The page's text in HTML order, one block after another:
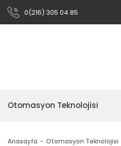
0(216) 305 04 85
Otomasyon Teknolojisi
Anasayfa Otomasyon Teknolojisi